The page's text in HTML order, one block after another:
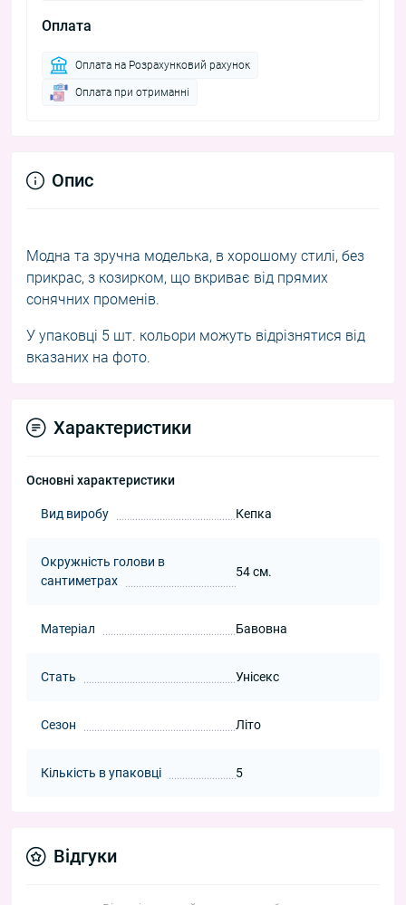
Оплата
Оплата на Розрахунковий рахунок
Оплата при отриманні
Опис
Модна та зручна моделька, в хорошому стилі, без
прикрас, з козирком, що вкриває від прямих
сонячних променів.
У упаковці 5 шт. кольори можуть відрізнятися від
вказаних на фото.
Характеристики
Основні характеристики
Вид виробу Кепка
Окружність голови в
сантиметрах
54 см.
Матеріал Бавовна
Стать Унісекс
Сезон Літо
Кількість в упаковці 5
Відгуки